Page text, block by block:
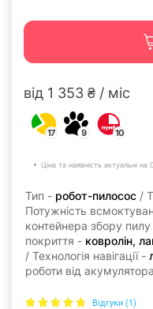
від 1 353 ₴ / міс
17 9 10
Ціна та наявність актуальні на
Тип - робот-пилосос /
Потужність
контейнера збору
покриття - ковролін,
/ Технологія навігації -
роботи від
Відгуки (1)